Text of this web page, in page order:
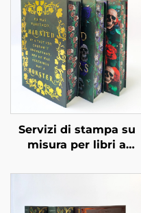
Servizi di stampa su
misura per libri a
con taglio spruzzato e